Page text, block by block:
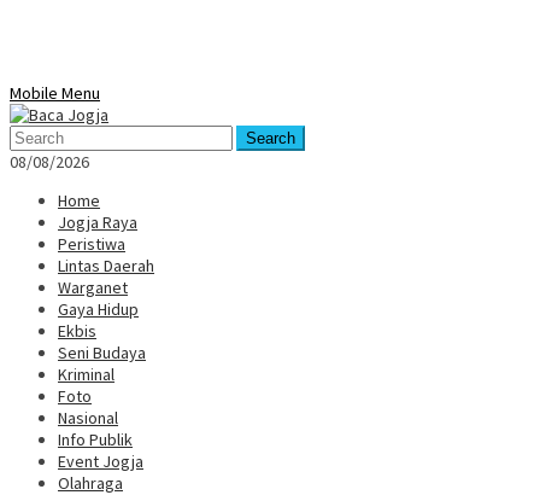
Mobile Menu
Search
08/08/2026
Home
Jogja Raya
Peristiwa
Lintas Daerah
Warganet
Gaya Hidup
Ekbis
Seni Budaya
Kriminal
Foto
Nasional
Info Publik
Event Jogja
Olahraga